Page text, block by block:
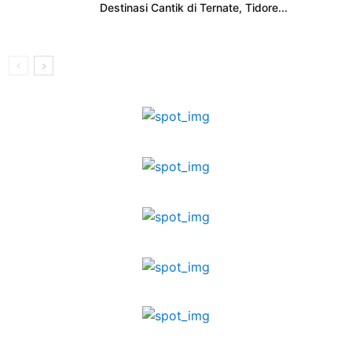
Destinasi Cantik di Ternate, Tidore...